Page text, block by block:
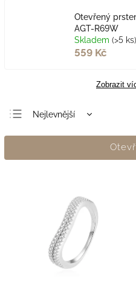
Otevřený
AGT-R69W
Skladem (>5 ks)
559 Kč
Zobrazit
Nejlevnější
Nejdražší